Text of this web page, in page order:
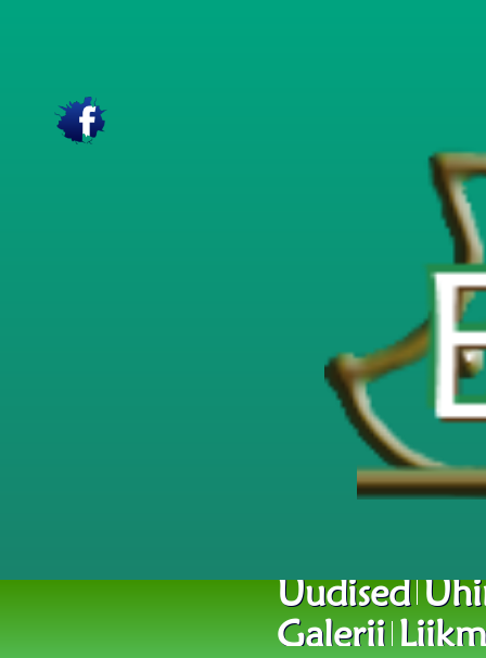
Uudised
Galerii